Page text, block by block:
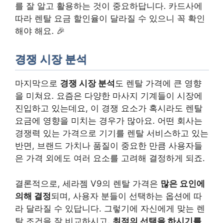
를 잘 알고 활용하는 것이 중요하답니다. 카드사에
따라 렌탈 요금 할인율이 달라질 수 있으니 꼭 확인
해야 해요. 🎉
경쟁 시장 분석
마지막으로 경쟁 시장 분석 도 렌탈 가격에 큰 영향
을 미쳐요. 요즘은 다양한 마사지 기계들이 시장에
진입하고 있는데요, 이 경쟁 요소가 혹시라도 렌탈
요금에 영향을 미치는 경우가 많아요. 어떤 회사는
경쟁력 있는 가격으로 기기를 렌탈 서비스하고 있는
반면, 브랜드 가치나 품질이 중요한 만큼 사용자들
은 가격 외에도 여러 요소를 고려해 결정하게 되죠.
결론적으로, 세라젬 V9의 렌탈 가격은 많은 요인에
의해 결정되며, 사용자 분들이 선택하는 옵션에 따
라 달라질 수 있답니다. 그렇기에 자신에게 맞는 렌
탈 조건을 잘 비교하시고, 최적의 선택을 하시기를